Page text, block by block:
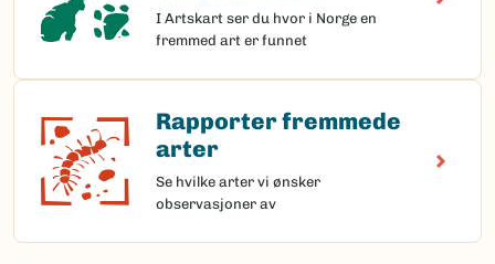
I Artskart ser du hvor i Norge en
fremmed art er funnet
Rapporter fremmede
arter
Se hvilke arter vi ønsker
observasjoner av
Rapporter fremmede arter